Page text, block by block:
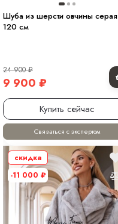
Шуба из шерсти овчины серая
120 см
24 900₽
9 900 ₽
Купить сейчас
Связаться с экспертом
скидка
-11 000 ₽